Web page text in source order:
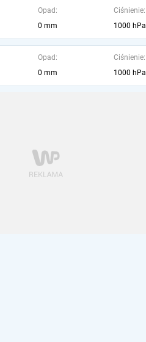
Opad:
0 mm
Ciśnienie:
1000 hPa
Opad:
0 mm
Ciśnienie:
1000 hPa